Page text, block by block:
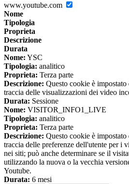
www.youtube.com
Nome
Tipologia
Proprieta
Descrizione
Durata
Nome: YSC
Tipologia: analitico
Proprieta: Terza parte
Descrizione: Questo cookie è impostato
traccia delle visualizzazioni dei video
Durata: Sessione
Nome: VISITOR_INFO1_LIVE
Tipologia: analitico
Proprieta: Terza parte
Descrizione: Questo cookie è impostato
traccia delle preferenze dell'utente per i
nei siti; può anche determinare se il
utilizzando la nuova o la vecchia
Youtube.
Durata: 6 mesi